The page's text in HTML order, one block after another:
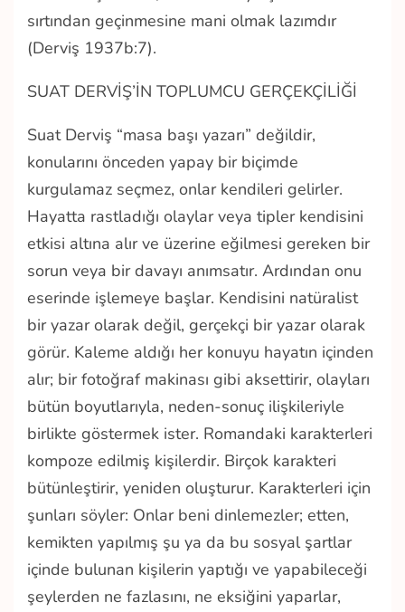
sırtından geçinmesine mani olmak lazımdır
(Derviş 1937b:7).
SUAT DERVİŞ’İN TOPLUMCU GERÇEKÇİLİĞİ
Suat Derviş “masa başı yazarı” değildir,
konularını önceden yapay bir biçimde
kurgulamaz seçmez, onlar kendileri gelirler.
Hayatta rastladığı olaylar veya tipler kendisini
etkisi altına alır ve üzerine eğilmesi gereken bir
sorun veya bir davayı anımsatır. Ardından onu
eserinde işlemeye başlar. Kendisini natüralist
bir yazar olarak değil, gerçekçi bir yazar olarak
görür. Kaleme aldığı her konuyu hayatın içinden
alır; bir fotoğraf makinası gibi aksettirir, olayları
bütün boyutlarıyla, neden-sonuç ilişkileriyle
birlikte göstermek ister. Romandaki karakterleri
kompoze edilmiş kişilerdir. Birçok karakteri
bütünleştirir, yeniden oluşturur. Karakterleri için
şunları söyler: Onlar beni dinlemezler; etten,
kemikten yapılmış şu ya da bu sosyal şartlar
içinde bulunan kişilerin yaptığı ve yapabileceği
şeylerden ne fazlasını, ne eksiğini yaparlar,